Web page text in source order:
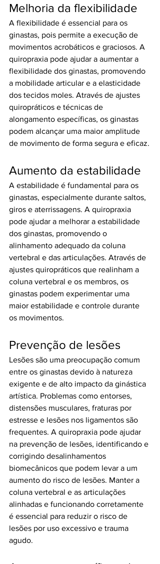
Melhoria da flexibilidade
A flexibilidade é essencial para os
ginastas, pois permite a execução de
movimentos acrobáticos e graciosos. A
quiropraxia pode ajudar a aumentar a
flexibilidade dos ginastas, promovendo
a mobilidade articular e a elasticidade
dos tecidos moles. Através de ajustes
quiropráticos e técnicas de
alongamento específicas, os ginastas
podem alcançar uma maior amplitude
de movimento de forma segura e eficaz.
Aumento da estabilidade
A estabilidade é fundamental para os
ginastas, especialmente durante saltos,
giros e aterrissagens. A quiropraxia
pode ajudar a melhorar a estabilidade
dos ginastas, promovendo o
alinhamento adequado da coluna
vertebral e das articulações. Através de
ajustes quiropráticos que realinham a
coluna vertebral e os membros, os
ginastas podem experimentar uma
maior estabilidade e controle durante
os movimentos.
Prevenção de lesões
Lesões são uma preocupação comum
entre os ginastas devido à natureza
exigente e de alto impacto da ginástica
artística. Problemas como entorses,
distensões musculares, fraturas por
estresse e lesões nos ligamentos são
frequentes. A quiropraxia pode ajudar
na prevenção de lesões, identificando e
corrigindo desalinhamentos
biomecânicos que podem levar a um
aumento do risco de lesões. Manter a
coluna vertebral e as articulações
alinhadas e funcionando corretamente
é essencial para reduzir o risco de
lesões por uso excessivo e trauma
agudo.